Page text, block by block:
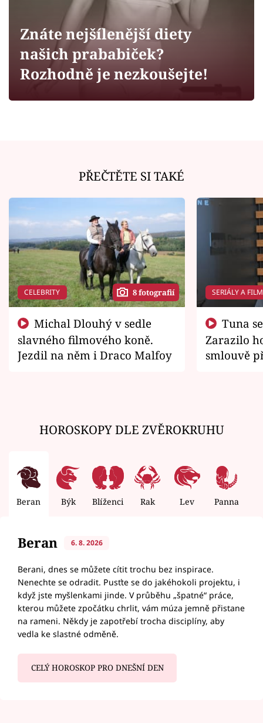
Sledujte prima+
Filmový festival Karlovy Vary
Sledujte nás
Znáte nejšílenější diety
našich prababiček?
Rozhodně je nezkoušejte!
PŘEČTĚTE SI TAKÉ
CELEBRITY 8 fotografií
slavného filmového koně.
Jezdil na něm i Draco Malfoy
SERIÁLY A
Zarazilo
smlouvě
HOROSKOPY DLE ZVĚROKRUHU
Beran Býk Blíženci Rak Lev Panna
Beran 6. 8. 2026
Berani, dnes se můžete cítit trochu bez inspirace.
Nenechte se odradit. Pusťte se do jakéhokoli projektu, i
když jste myšlenkami jinde. V průběhu „špatné“ práce,
kterou můžete zpočátku chrlit, vám múza jemně přistane
na rameni. Někdy je zapotřebí trocha disciplíny, aby
vedla ke slastné odměně.
CELÝ HOROSKOP PRO DNEŠNÍ DEN